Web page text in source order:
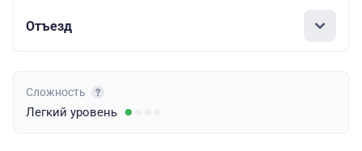
Отъезд
Сложность
Легкий уровень